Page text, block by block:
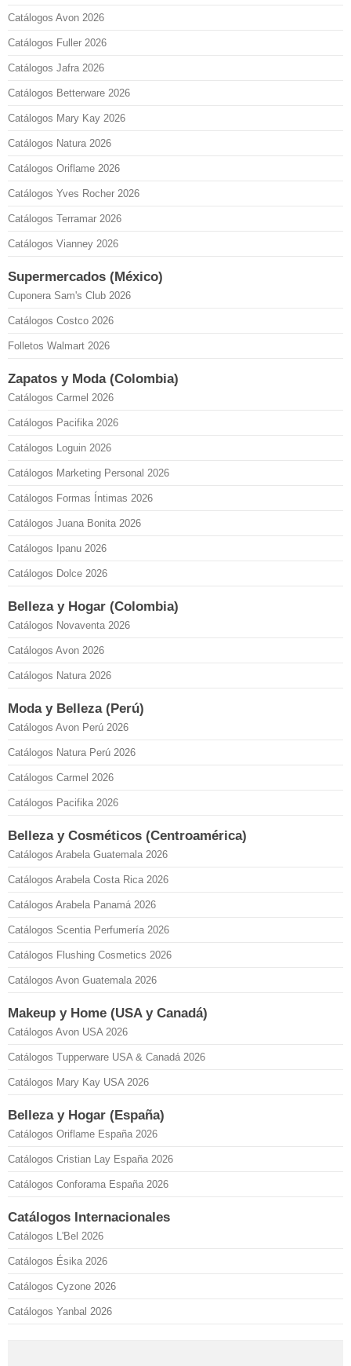
Catálogos Avon 2026
Catálogos Fuller 2026
Catálogos Jafra 2026
Catálogos Betterware 2026
Catálogos Mary Kay 2026
Catálogos Natura 2026
Catálogos Oriflame 2026
Catálogos Yves Rocher 2026
Catálogos Terramar 2026
Catálogos Vianney 2026
Supermercados (México)
Cuponera Sam's Club 2026
Catálogos Costco 2026
Folletos Walmart 2026
Zapatos y Moda (Colombia)
Catálogos Carmel 2026
Catálogos Pacifika 2026
Catálogos Loguin 2026
Catálogos Marketing Personal 2026
Catálogos Formas Íntimas 2026
Catálogos Juana Bonita 2026
Catálogos Ipanu 2026
Catálogos Dolce 2026
Belleza y Hogar (Colombia)
Catálogos Novaventa 2026
Catálogos Avon 2026
Catálogos Natura 2026
Moda y Belleza (Perú)
Catálogos Avon Perú 2026
Catálogos Natura Perú 2026
Catálogos Carmel 2026
Catálogos Pacifika 2026
Belleza y Cosméticos (Centroamérica)
Catálogos Arabela Guatemala 2026
Catálogos Arabela Costa Rica 2026
Catálogos Arabela Panamá 2026
Catálogos Scentia Perfumería 2026
Catálogos Flushing Cosmetics 2026
Catálogos Avon Guatemala 2026
Makeup y Home (USA y Canadá)
Catálogos Avon USA 2026
Catálogos Tupperware USA & Canadá 2026
Catálogos Mary Kay USA 2026
Belleza y Hogar (España)
Catálogos Oriflame España 2026
Catálogos Cristian Lay España 2026
Catálogos Conforama España 2026
Catálogos Internacionales
Catálogos L'Bel 2026
Catálogos Ésika 2026
Catálogos Cyzone 2026
Catálogos Yanbal 2026